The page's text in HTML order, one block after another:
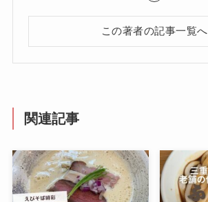
この著者の記事一覧へ
関連記事